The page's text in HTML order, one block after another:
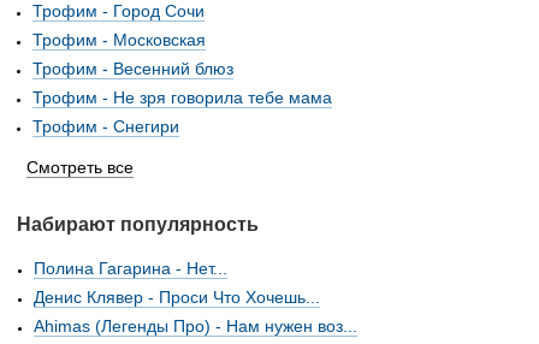
Трофим - Город Сочи
Трофим - Московская
Трофим - Весенний блюз
Трофим - Не зря говорила тебе мама
Трофим - Снегири
Смотреть все
Набирают популярность
Полина Гагарина - Нет...
Денис Клявер - Проси Что Хочешь...
Ahimas (Легенды Про) - Нам нужен воз...